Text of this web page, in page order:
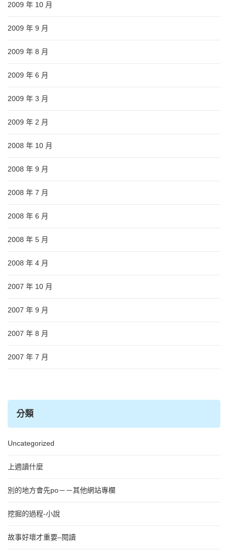
2009 年 10 月
2009 年 9 月
2009 年 8 月
2009 年 6 月
2009 年 3 月
2009 年 2 月
2008 年 10 月
2008 年 9 月
2008 年 7 月
2008 年 6 月
2008 年 5 月
2008 年 4 月
2007 年 10 月
2007 年 9 月
2007 年 8 月
2007 年 7 月
分類
Uncategorized
上週讀什麼
別的地方會先po－－其他網站專欄
挖掘的過程-小說
故事好壞才重要–閱讀